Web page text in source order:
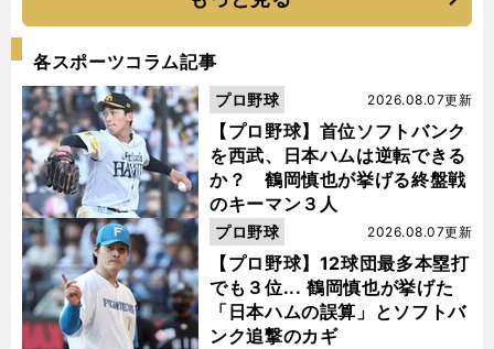
各スポーツコラム記事
【プロ野球】首位ソフトバンク
を西武、日本ハムは逆転できる
か？ 鶴岡慎也が挙げる終盤戦
のキーマン３人
2026.08.07更新
プロ野球
【プロ野球】12球団最多本塁打
でも３位... 鶴岡慎也が挙げた
「日本ハムの誤算」とソフトバ
ンク追撃のカギ
2026.08.07更新
プロ野球